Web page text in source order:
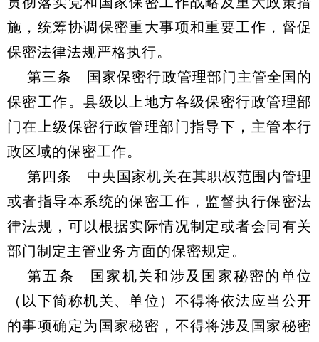
施，统筹协调保密重大事项和重要工作，督促
保密法律法规严格执行。
第三条 国家保密行政管理部门主管全国的
保密工作。县级以上地方各级保密行政管理部
门在上级保密行政管理部门指导下，主管本行
政区域的保密工作。
第四条 中央国家机关在其职权范围内管理
或者指导本系统的保密工作，监督执行保密法
律法规，可以根据实际情况制定或者会同有关
部门制定主管业务方面的保密规定。
第五条 国家机关和涉及国家秘密的单位
（以下简称机关、单位）不得将依法应当公开
的事项确定为国家秘密，不得将涉及国家秘密